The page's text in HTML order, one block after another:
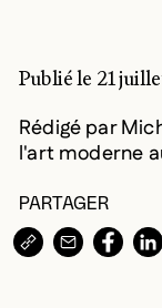
Publié le 21
Rédigé par
l'art moderne
PARTAGER
COPIER